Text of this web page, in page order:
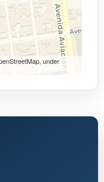
under